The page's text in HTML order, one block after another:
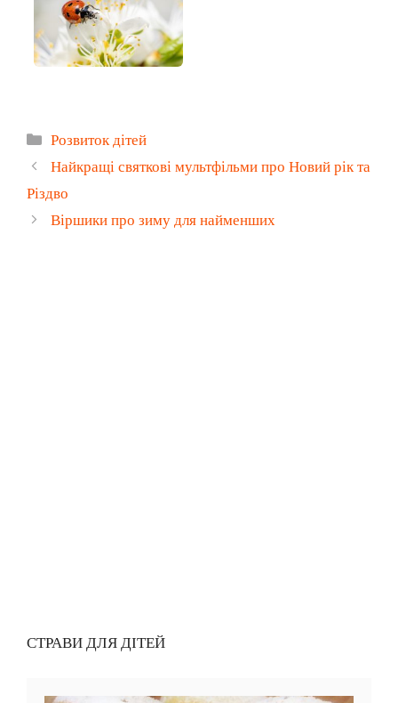
Категорії
Розвиток дітей
Найкращі святкові мультфільми про Новий рік та
Різдво
Віршики про зиму для найменших
СТРАВИ ДЛЯ ДІТЕЙ